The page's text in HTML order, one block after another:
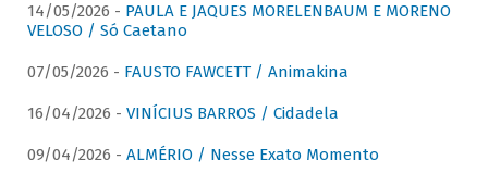
14/05/2026 - PAULA E JAQUES MORELENBAUM E MORENO
VELOSO / Só Caetano
07/05/2026 - FAUSTO FAWCETT / Animakina
16/04/2026 - VINÍCIUS BARROS / Cidadela
09/04/2026 - ALMÉRIO / Nesse Exato Momento